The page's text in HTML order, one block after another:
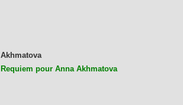
Akhmatova
Requiem pour Anna Akhmatova